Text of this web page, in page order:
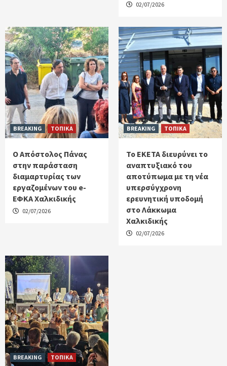
02/07/2026
BREAKING ΤΟΠΙΚΑ
Ο Απόστολος Πάνας
στην παράσταση
διαμαρτυρίας των
εργαζομένων του e-
ΕΦΚΑ Χαλκιδικής
02/07/2026
BREAKING ΤΟΠΙΚΑ
Το ΕΚΕΤΑ διευρύνει το
αναπτυξιακό του
αποτύπωμα με τη νέα
υπερσύγχρονη
ερευνητική υποδομή
στο Λάκκωμα
Χαλκιδικής
02/07/2026
BREAKING ΤΟΠΙΚΑ